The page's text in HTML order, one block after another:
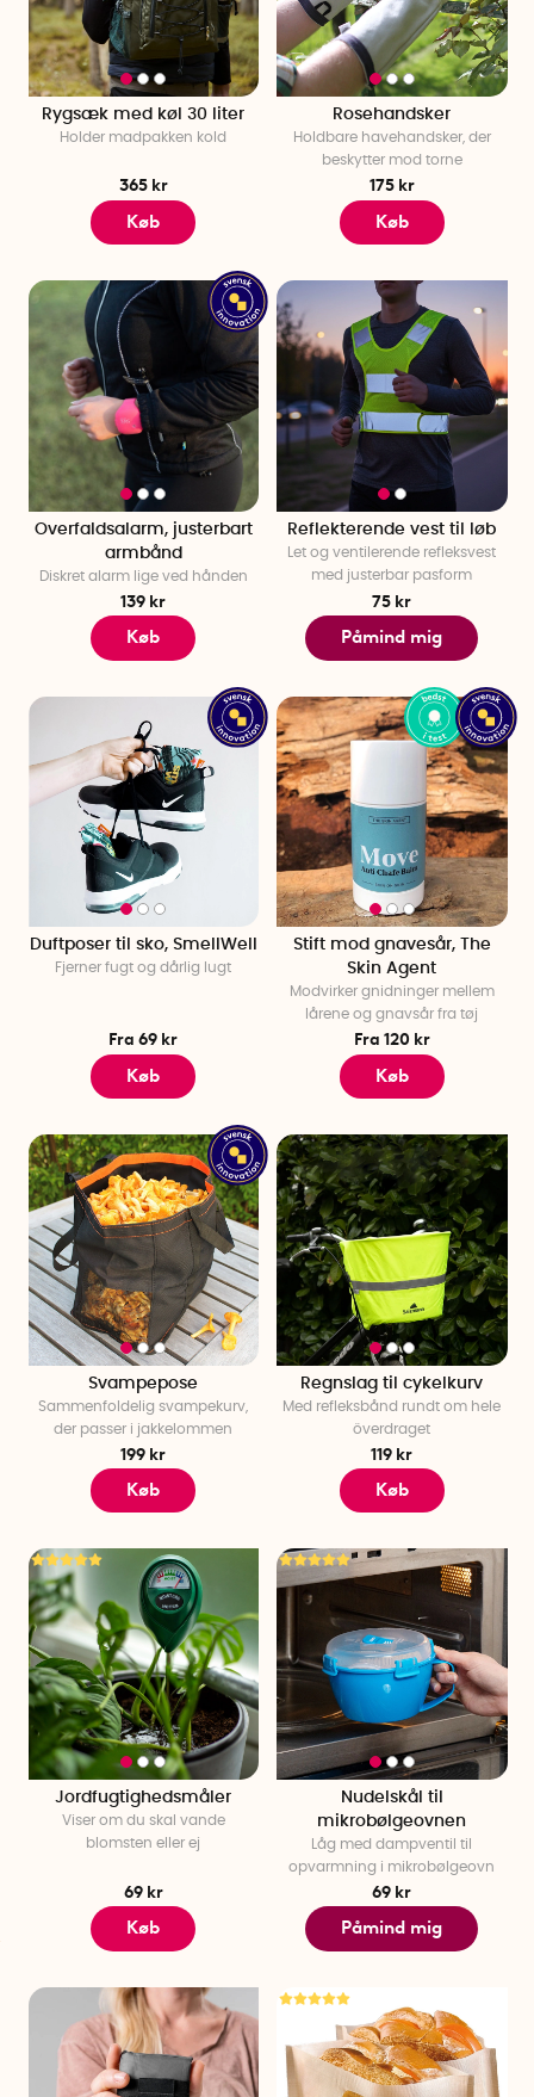
søster!
Rygsæk med køl 30 liter
Holder madpakken kold
365 kr
Køb
Rosehandsker
Holdbare havehandsker, der
beskytter mod torne
175 kr
Køb
Overfaldsalarm, justerbart
armbånd
Diskret alarm lige ved hånden
139 kr
Køb
Reflekterende vest til løb
Let og ventilerende refleksvest
med justerbar pasform
75 kr
Påmind mig
Duftposer til sko, SmellWell
Fjerner fugt og dårlig lugt
Fra 69 kr
Køb
Stift mod gnavesår, The
Skin Agent
Modvirker gnidninger mellem
lårene og gnavsår fra tøj
Fra 120 kr
Køb
Svampepose
Sammenfoldelig svampekurv,
der passer i jakkelommen
199 kr
Køb
Regnslag til cykelkurv
Med refleksbånd rundt om hele
överdraget
119 kr
Køb
Jordfugtighedsmåler
Viser om du skal vande
blomsten eller ej
69 kr
Køb
Nudelskål til
mikrobølgeovnen
Låg med dampventil til
opvarmning i mikrobølgeovn
69 kr
Påmind mig